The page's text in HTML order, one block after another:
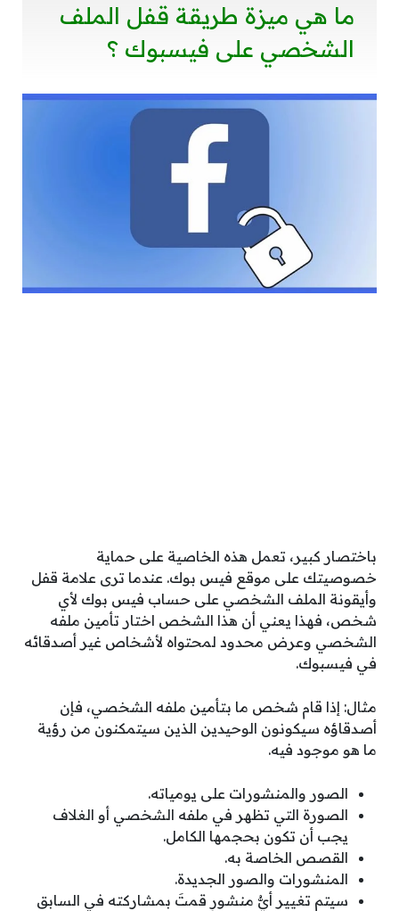
ما هي ميزة طريقة قفل الملف
الشخصي على فيسبوك ؟
باختصار كبير، تعمل هذه الخاصية على حماية
خصوصيتك على موقع فيس بوك. عندما ترى علامة قفل
وأيقونة الملف الشخصي على حساب فيس بوك لأي
شخص، فهذا يعني أن هذا الشخص اختار تأمين ملفه
الشخصي وعرض محدود لمحتواه لأشخاص غير أصدقائه
في فيسبوك.
مثال: إذا قام شخص ما بتأمين ملفه الشخصي، فإن
أصدقاؤه سيكونون الوحيدين الذين سيتمكنون من رؤية
ما هو موجود فيه.
الصور والمنشورات على يومياته.
الصورة التي تظهر في ملفه الشخصي أو الغلاف
يجب أن تكون بحجمها الكامل.
القصص الخاصة به.
المنشورات والصور الجديدة.
سيتم تغيير أيُّ منشورٍ قمتَ بمشاركته في السابق